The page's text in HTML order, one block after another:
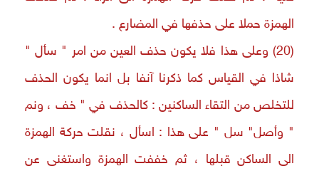
الهمزة حملا على حذفها في المضارع .
(20) وعلى هذا فلا يكون حذف العين من امر " سأل "
شاذا في القياس كما ذكرنا آنفا بل انما يكون الحذف
للتخلص من التقاء الساكنين : كالحذف في " خف ، ونم
" وأصل" سل " على هذا : اسأل ، نقلت حركة الهمزة
الى الساكن قبلها ، ثم خففت الهمزة واستغنى عن